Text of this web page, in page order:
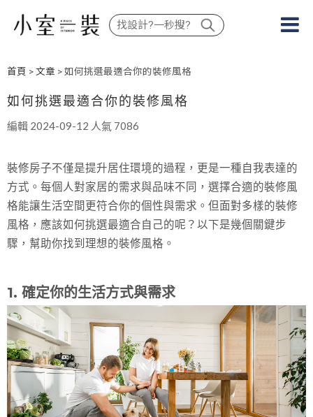
首頁 >文章 > 如何挑選最適合你的裝修風格
如何挑選最適合你的裝修風格
編輯 2024-09-12 人氣 7086
裝修房子不僅是提升居住環境的過程，更是一種自我表達的
方式。每個人對家居的需求與品味不同，選擇合適的裝修風
格能讓生活空間更符合你的個性與需求。但面對多樣的裝修
風格，應該如何挑選最適合自己的呢？以下是幾個關鍵步
驟，幫助你找到理想的裝修風格。
1. 確定你的生活方式與需求